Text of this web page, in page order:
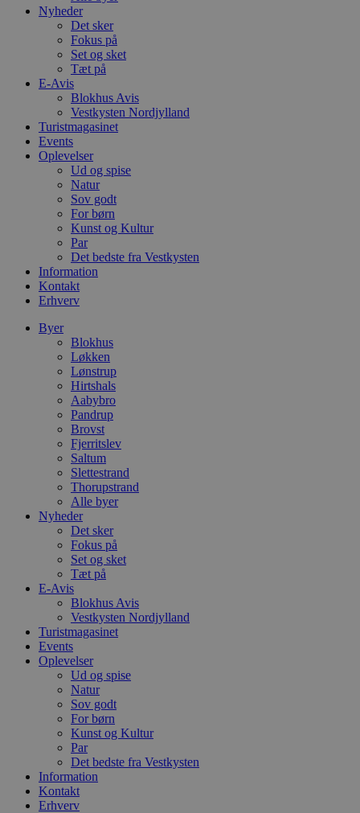
Nyheder
Det sker
Fokus på
Set og sket
Tæt på
E-Avis
Blokhus Avis
Vestkysten Nordjylland
Turistmagasinet
Events
Oplevelser
Ud og spise
Natur
Sov godt
For børn
Kunst og Kultur
Par
Det bedste fra Vestkysten
Information
Kontakt
Erhverv
Byer
Blokhus
Løkken
Lønstrup
Hirtshals
Aabybro
Pandrup
Brovst
Fjerritslev
Saltum
Slettestrand
Thorupstrand
Alle byer
Nyheder
Det sker
Fokus på
Set og sket
Tæt på
E-Avis
Blokhus Avis
Vestkysten Nordjylland
Turistmagasinet
Events
Oplevelser
Ud og spise
Natur
Sov godt
For børn
Kunst og Kultur
Par
Det bedste fra Vestkysten
Information
Kontakt
Erhverv